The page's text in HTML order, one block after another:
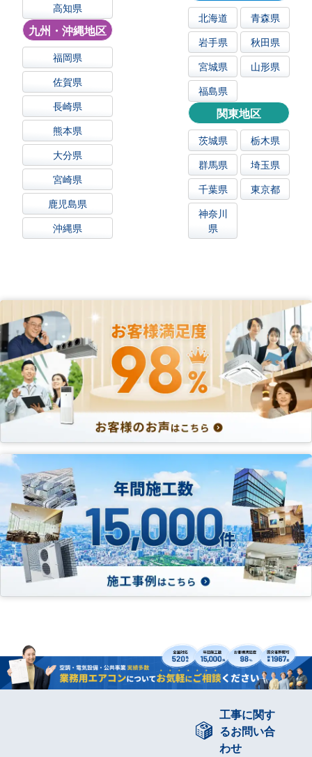
北海道
青森県
岩手県
秋田県
宮城県
山形県
福島県
関東地区
茨城県
栃木県
群馬県
埼玉県
千葉県
東京都
神奈川
県
高知県
九州・沖縄地区
福岡県
佐賀県
長崎県
熊本県
大分県
宮崎県
鹿児島県
沖縄県
工事に関す
るお問い合
わせ